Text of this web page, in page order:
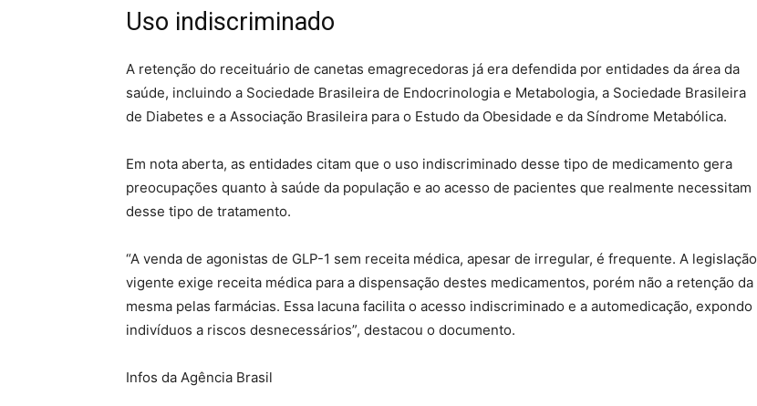
Uso indiscriminado
A retenção do receituário de canetas emagrecedoras já era defendida por entidades da área da
saúde, incluindo a Sociedade Brasileira de Endocrinologia e Metabologia, a Sociedade Brasileira
de Diabetes e a Associação Brasileira para o Estudo da Obesidade e da Síndrome Metabólica.
Em nota aberta, as entidades citam que o uso indiscriminado desse tipo de medicamento gera
preocupações quanto à saúde da população e ao acesso de pacientes que realmente necessitam
desse tipo de tratamento.
“A venda de agonistas de GLP-1 sem receita médica, apesar de irregular, é frequente. A legislação
vigente exige receita médica para a dispensação destes medicamentos, porém não a retenção da
mesma pelas farmácias. Essa lacuna facilita o acesso indiscriminado e a automedicação, expondo
indivíduos a riscos desnecessários”, destacou o documento.
Infos da Agência Brasil